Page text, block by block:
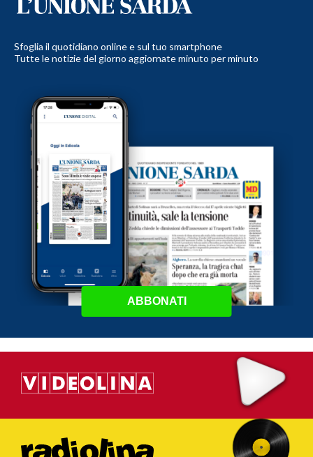
Sfoglia il quotidiano online e sul tuo smartphone
Tutte le notizie del giorno aggiornate minuto per minuto
ABBONATI